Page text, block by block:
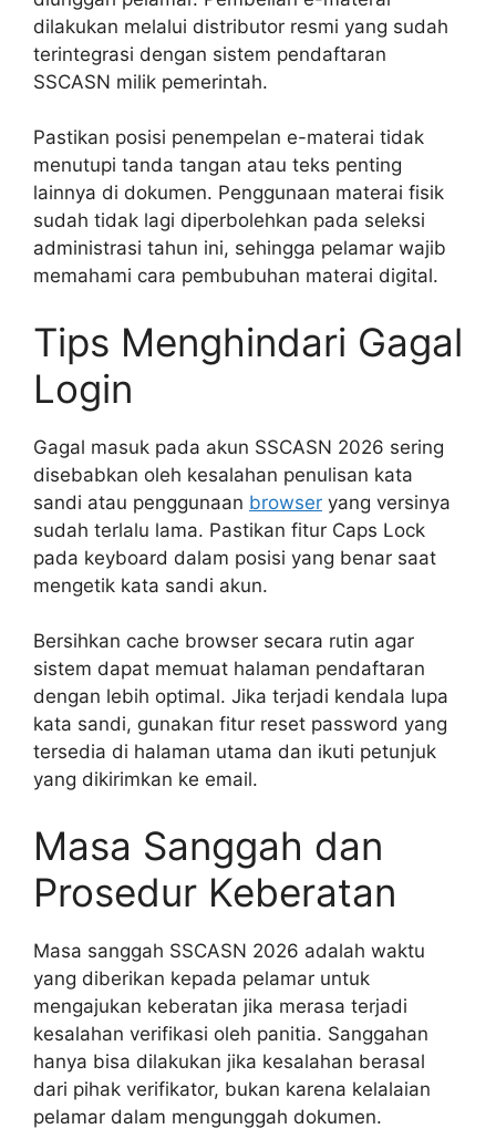
dilakukan melalui distributor resmi yang sudah
terintegrasi dengan sistem pendaftaran
SSCASN milik pemerintah.
Pastikan posisi penempelan e-materai tidak
menutupi tanda tangan atau teks penting
lainnya di dokumen. Penggunaan materai fisik
sudah tidak lagi diperbolehkan pada seleksi
administrasi tahun ini, sehingga pelamar wajib
memahami cara pembubuhan materai digital.
Tips Menghindari Gagal
Login
Gagal masuk pada akun SSCASN 2026 sering
disebabkan oleh kesalahan penulisan kata
sandi atau penggunaan browser yang versinya
sudah terlalu lama. Pastikan fitur Caps Lock
pada keyboard dalam posisi yang benar saat
mengetik kata sandi akun.
Bersihkan cache browser secara rutin agar
sistem dapat memuat halaman pendaftaran
dengan lebih optimal. Jika terjadi kendala lupa
kata sandi, gunakan fitur reset password yang
tersedia di halaman utama dan ikuti petunjuk
yang dikirimkan ke email.
Masa Sanggah dan
Prosedur Keberatan
Masa sanggah SSCASN 2026 adalah waktu
yang diberikan kepada pelamar untuk
mengajukan keberatan jika merasa terjadi
kesalahan verifikasi oleh panitia. Sanggahan
hanya bisa dilakukan jika kesalahan berasal
dari pihak verifikator, bukan karena kelalaian
pelamar dalam mengunggah dokumen.